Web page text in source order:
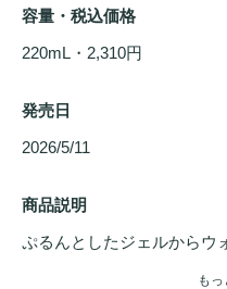
容量・税込価格
220mL・2,310円
発売日
2026/5/11
商品説明
ぷるんとしたジェルからウ
も